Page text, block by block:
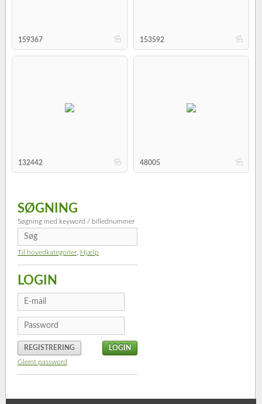
b
159367 b
153592
b
132442 b
48005
SØGNING
Søgning med keyword / billednummer
Til hovedkategorier Hjælp
LOGIN
REGISTRERING
Glemt password